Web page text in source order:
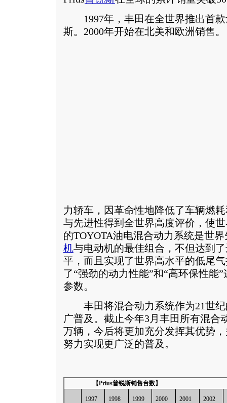
1997年，丰田在全世界推出首款
斯。2000年开始在北美和欧洲销售。
力轿车，因革命性地降低了车辆燃
与先进性得到全世界高度评价，使
的TOYOTA油电混合动力系统是世
机与电动机的最佳组合，不但达到
平，而且实现了世界高水平的低尾
了“强劲的动力性能”和“高环保性能
参数。
丰田将混合动力系统作为21世纪
广普及。截止今年3月丰田所有混合
万辆，今后将更加充分发挥其优势
努力实现更广泛的普及。
【Prius普锐斯销售台数】
1997
1998
1999
2000
2001
2002